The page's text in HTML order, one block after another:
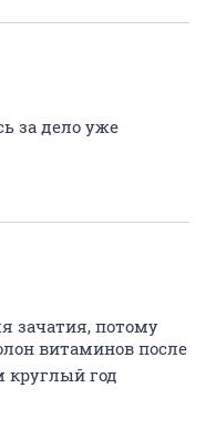
за дело уже
зачатия, потому
витаминов после
год